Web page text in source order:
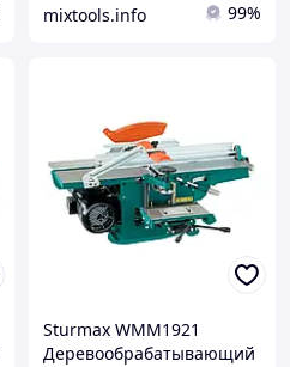
mixtools.info 99%
Sturmax WMM1921
Деревообрабатывающий